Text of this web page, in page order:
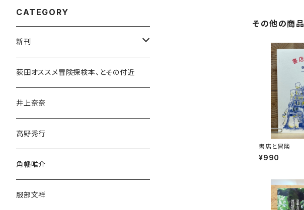
その他の商品
書店と冒険
¥990
CATEGORY
新刊
和書
文学・小説・物語
随筆・ノンフィクション・その他
荻田オススメ冒険探検本、とその付近
井上奈奈
高野秀行
角幡唯介
服部文祥